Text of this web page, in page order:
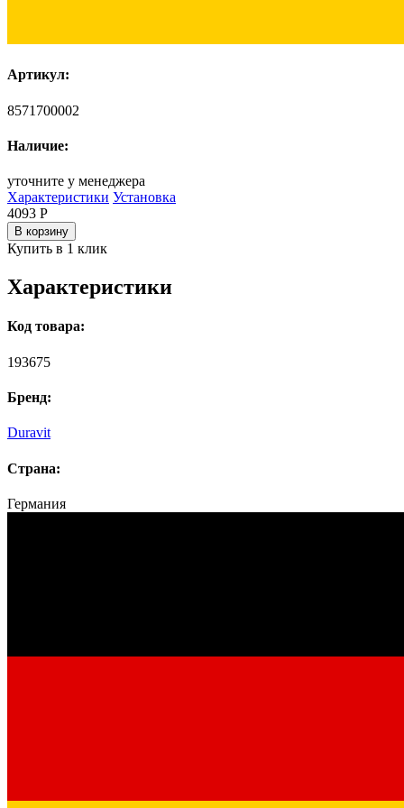
Артикул:
8571700002
Наличие:
уточните у менеджера
Характеристики Установка
4093 Р
В корзину
Купить в 1 клик
Характеристики
Код товара:
193675
Бренд:
Duravit
Страна:
Германия